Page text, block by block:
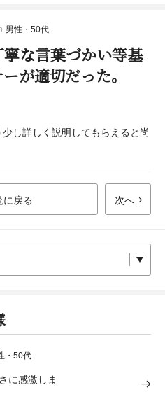
男性・50代
な言葉づかい等基
が適切だった。
し詳しく説明してもらえると尚
に戻る 次へ
・50代
に感激しま